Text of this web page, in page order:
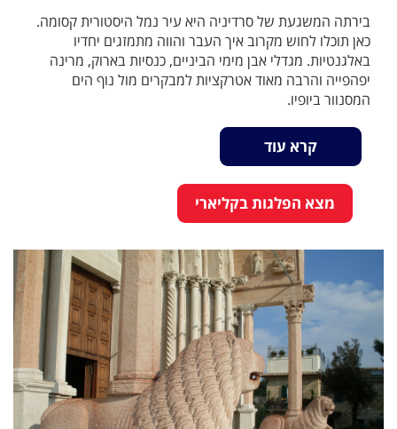
בירתה המשגעת של סרדיניה היא עיר נמל היסטורית קסומה.
כאן תוכלו לחוש מקרוב איך העבר והווה מתמזגים יחדיו
באלגנטיות. מגדלי אבן מימי הביניים, כנסיות בארוק, מרינה
יפהפייה והרבה מאוד אטרקציות למבקרים מול נוף הים
המסנוור ביופיו.
קרא עוד
מצא הפלגות בקליארי